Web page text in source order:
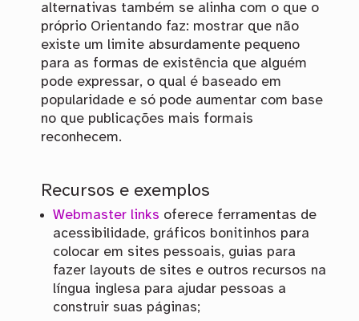
alternativas também se alinha com o que o
próprio Orientando faz: mostrar que não
existe um limite absurdamente pequeno
para as formas de existência que alguém
pode expressar, o qual é baseado em
popularidade e só pode aumentar com base
no que publicações mais formais
reconhecem.
Recursos e exemplos
Webmaster links oferece ferramentas de
acessibilidade, gráficos bonitinhos para
colocar em sites pessoais, guias para
fazer layouts de sites e outros recursos na
língua inglesa para ajudar pessoas a
construir suas páginas;